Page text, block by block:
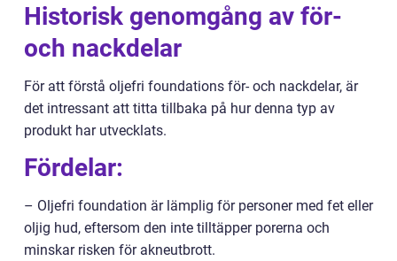
Historisk genomgång av för-
och nackdelar
För att förstå oljefri foundations för- och nackdelar, är
det intressant att titta tillbaka på hur denna typ av
produkt har utvecklats.
Fördelar:
– Oljefri foundation är lämplig för personer med fet eller
oljig hud, eftersom den inte tilltäpper porerna och
minskar risken för akneutbrott.